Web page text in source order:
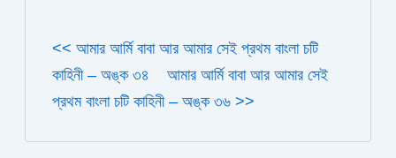
<< আমার আর্মি বাবা আর আমার সেই প্রথম বাংলা চটি
কাহিনী – অঙ্ক ৩৪
আমার আর্মি বাবা আর আমার সেই
প্রথম বাংলা চটি কাহিনী – অঙ্ক ৩৬ >>